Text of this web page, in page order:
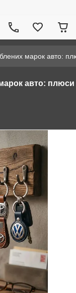
марок авто:
авто: плюси